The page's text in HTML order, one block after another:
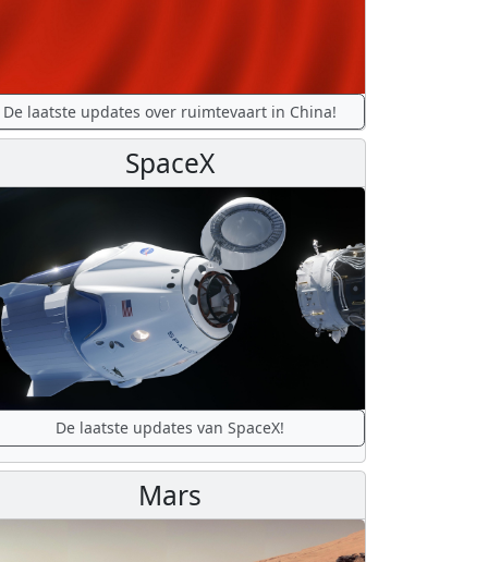
De laatste updates over ruimtevaart in China!
SpaceX
De laatste updates van SpaceX!
Mars